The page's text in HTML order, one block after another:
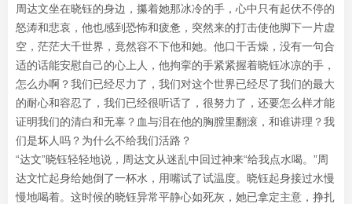
周达文坐在晓钰的身边，攥着她那冰冷的手，心中只有起伏不停的
怒涛和悲哀，他也感到恐怖和疲惫，突然来的打击使他脚下一片虚
空，茫茫大千世界，竟然容不下他和她。他口干舌燥，没有一句合
适的话能安慰自己的心上人，他拘挛的手紧紧握着晓钰冰凉的手，
怎么办啊？我们已经尽力了，我们对这个世界已经尽了我们的最大
的耐心和容忍了，我们已经很听话了，很努力了，还要怎么样才能
证明我们的清白和无辜？血与泪在他的胸膛里翻滚，和谁讲理？我
们是坏人吗？为什么不给我们活路？
“达文”晓钰轻轻地说，周达文从迷乱中回过神来“给我点水喝。”周
达文忙起身给她倒了一杯水，用嘴试了试温度。晓钰起身接过水慢
慢地喝着。这时候的晓钰异常平静心如死灰，她已拿定主意，挣扎